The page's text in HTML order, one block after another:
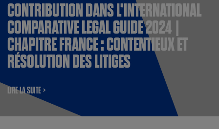
CONTRIBUTION DANS L’INTERNATIONAL
COMPARATIVE LEGAL GUIDE 2024 |
CHAPITRE FRANCE : CONTENTIEUX ET
RÉSOLUTION DES LITIGES
LIRE LA SUITE >